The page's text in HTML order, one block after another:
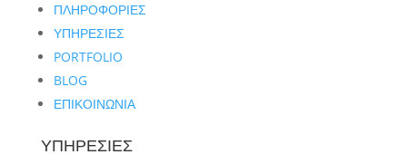
ΠΛΗΡΟΦΟΡΙΕΣ
ΥΠΗΡΕΣΙΕΣ
PORTFOLIO
BLOG
ΕΠΙΚΟΙΝΩΝΙΑ
ΥΠΗΡΕΣΙΕΣ